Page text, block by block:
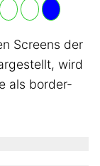
Screens der
wird
als border-